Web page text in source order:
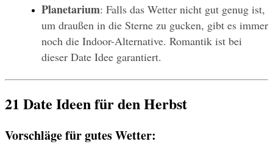
Planetarium: Falls das Wetter nicht gut genug ist,
um draußen in die Sterne zu gucken, gibt es immer
noch die Indoor-Alternative. Romantik ist bei
dieser Date Idee garantiert.
21 Date Ideen für den Herbst
Vorschläge für gutes Wetter: